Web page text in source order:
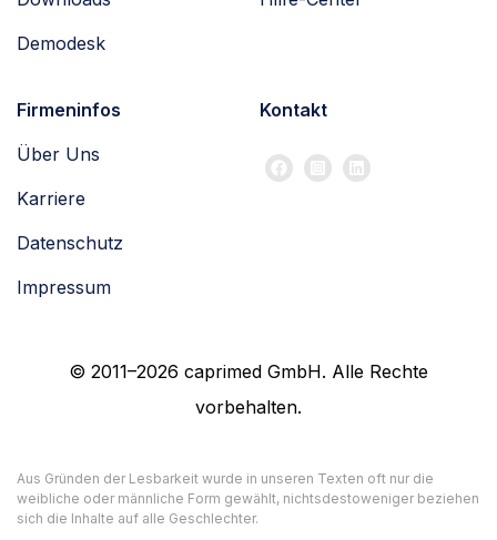
Demodesk
Firmeninfos
Über Uns
Karriere
Datenschutz
Impressum
Kontakt
© 2011–2026 caprimed GmbH. Alle Rechte
vorbehalten.
Aus Gründen der Lesbarkeit wurde in unseren Texten oft nur die
weibliche oder männliche Form gewählt, nichtsdestoweniger beziehen
sich die Inhalte auf alle Geschlechter.